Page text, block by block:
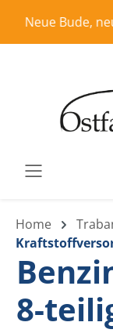
Zum Hauptinhalt
Neue Bude,
Home
8-